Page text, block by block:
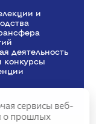
и
деятельность
конкурсы
сервисы веб-
о прошлых